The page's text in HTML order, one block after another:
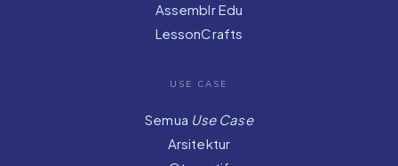
Assemblr Edu
LessonCrafts
USE CASE
Semua Use Case
Arsitektur